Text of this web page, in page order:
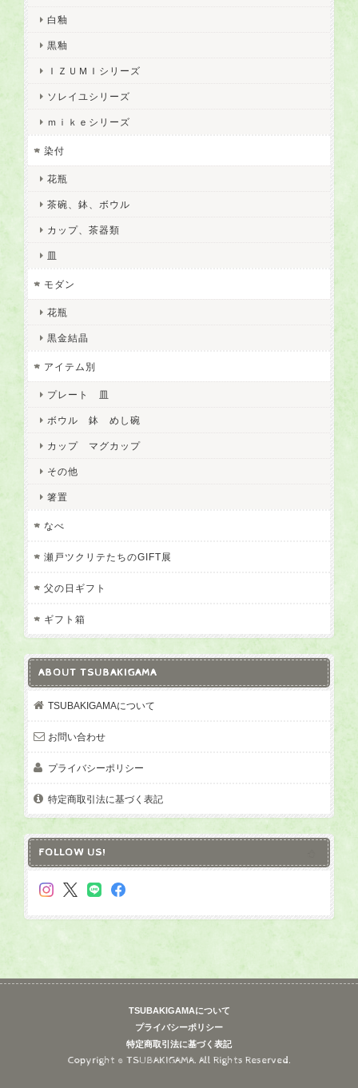
白釉
黒釉
ＩＺＵＭＩシリーズ
ソレイユシリーズ
ｍｉｋｅシリーズ
染付
花瓶
茶碗、鉢、ボウル
カップ、茶器類
皿
モダン
花瓶
黒金結晶
アイテム別
プレート 皿
ボウル 鉢 めし碗
カップ マグカップ
その他
箸置
なべ
瀬戸ツクリテたちのGIFT展
父の日ギフト
ギフト箱
ABOUT TSUBAKIGAMA
TSUBAKIGAMAについて
お問い合わせ
プライバシーポリシー
特定商取引法に基づく表記
FOLLOW US!
TSUBAKIGAMAについて
プライバシーポリシー
特定商取引法に基づく表記
Copyright © TSUBAKIGAMA. All Rights Reserved.